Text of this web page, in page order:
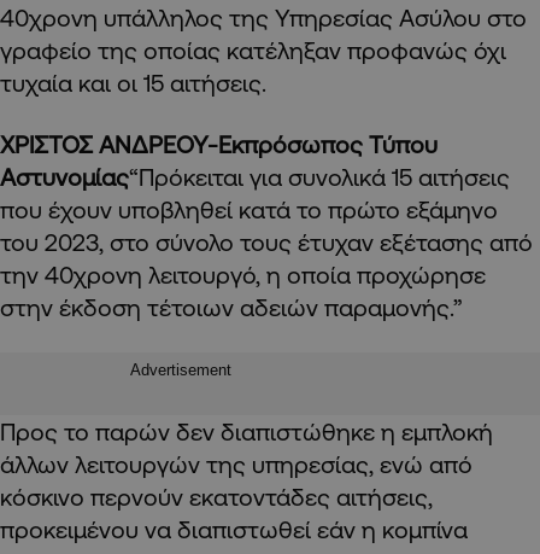
40χρονη υπάλληλος της Υπηρεσίας Ασύλου στο
γραφείο της οποίας κατέληξαν προφανώς όχι
τυχαία και οι 15 αιτήσεις.
ΧΡΙΣΤΟΣ ΑΝΔΡΕΟΥ-Εκπρόσωπος Τύπου
Αστυνομίας“Πρόκειται για συνολικά 15 αιτήσεις
που έχουν υποβληθεί κατά το πρώτο εξάμηνο
του 2023, στο σύνολο τους έτυχαν εξέτασης από
την 40χρονη λειτουργό, η οποία προχώρησε
στην έκδοση τέτοιων αδειών παραμονής.”
Advertisement
Προς το παρών δεν διαπιστώθηκε η εμπλοκή
άλλων λειτουργών της υπηρεσίας, ενώ από
κόσκινο περνούν εκατοντάδες αιτήσεις,
προκειμένου να διαπιστωθεί εάν η κομπίνα